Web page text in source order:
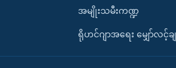
အမျိုးသမီးကဏ္ဍ
ရိုဟင်ဂျာအရေး မျှော်လင့်